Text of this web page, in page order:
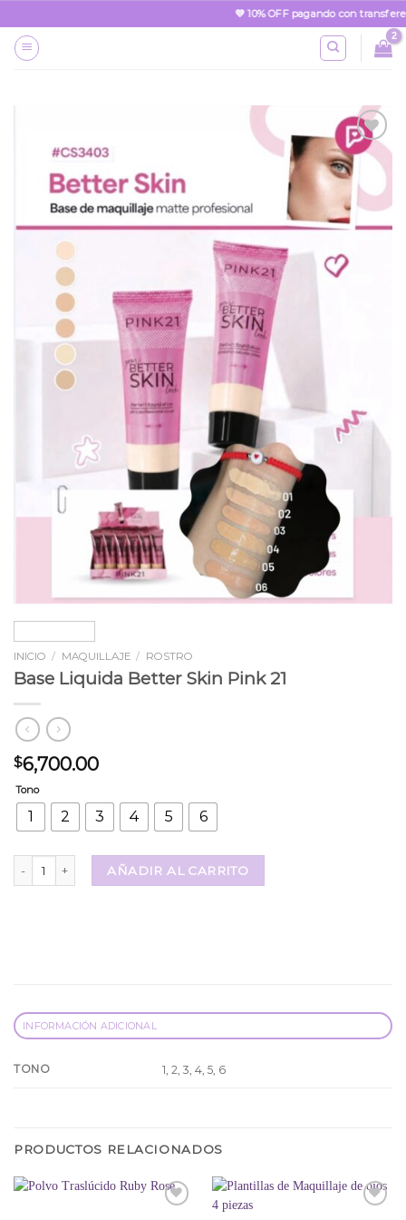
to
content
💜 10% OFF pagando con
Añadir
a la
lista
de
INICIO / MAQUILLAJE / ROSTRO
Base Liquida Better Skin Pink 21
$6,700.00
Tono
1 2 3 4 5 6
Base Liquida Better Skin Pink 21 cantidad
AÑADIR AL CARRITO
INFORMACIÓN ADICIONAL
TONO 1, 2, 3, 4, 5, 6
PRODUCTOS RELACIONADOS